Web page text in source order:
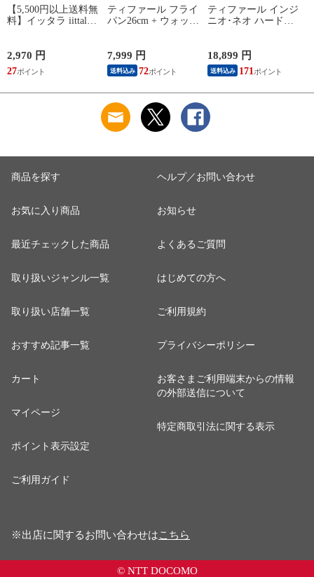
【5,500円以上送料無
料】イッタラ iittala
イスブルー プレート
北欧 食器 ita12-c043
2,970 円
27
ティファール フライ
パン26cm + ウォック
パン26cm インジニ
ジボルドー･インテン
ス 単品 オリジナル2
点セット ガス ガス
fal 【北海道・沖縄は
990円加算】 tfa0098-
13c2630
7,999 円
送料込み 72
ティファール インジ
ニオ･ネオ ハードチ
タニウム･インテンス
点 L43891 + フライ
パン22cm + バタフラ
イガラスぶた 26cm付
用 直火 T-fal 【北海
道・沖縄は990円加
18,899 円
送料込み 171
商品を探す
お気に入り商品
最近チェックした商品
取り扱いジャンル一覧
取り扱い店舗一覧
おすすめ記事一覧
カート
マイページ
ポイント表示設定
ご利用ガイド
ヘルプ／お問い合わせ
お知らせ
よくあるご質問
はじめての方へ
ご利用規約
プライバシーポリシー
お客さまご利用端末からの情報
の外部送信について
特定商取引法に関する表示
※出店に関するお問い合わせはこちら
© NTT DOCOMO